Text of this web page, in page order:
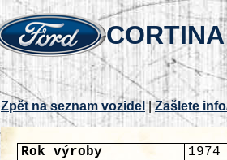
Zpět na seznam vozidel |Zašlete
Rok výroby 1974